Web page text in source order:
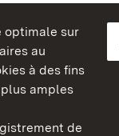
optimale sur
au
à des fins
amples
de